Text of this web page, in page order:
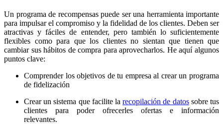
Un programa de recompensas puede ser una herramienta importante
para impulsar el compromiso y la fidelidad de los clientes. Deben ser
atractivas y fáciles de entender, pero también lo suficientemente
flexibles como para que los clientes no sientan que tienen que
cambiar sus hábitos de compra para aprovecharlos. He aquí algunos
puntos clave:
Comprender los objetivos de tu empresa al crear un programa
de fidelización
Crear un sistema que facilite larecopilación de datossobre tus
clientes para poder ofrecerles ofertas e información
relevantes.